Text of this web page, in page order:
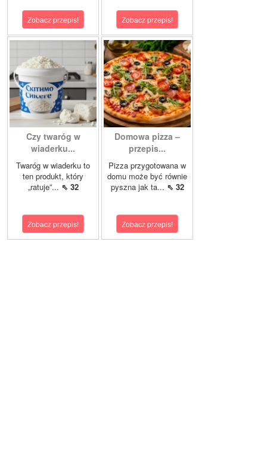
Zobacz przepis! Zobacz przepis!
Czy twaróg w
wiaderku...
Twaróg w wiaderku to
ten produkt, który
„ratuje”... ⇖ 32
Zobacz przepis!
Domowa pizza –
przepis...
Pizza przygotowana w
domu może być równie
pyszna jak ta... ⇖ 32
Zobacz przepis!